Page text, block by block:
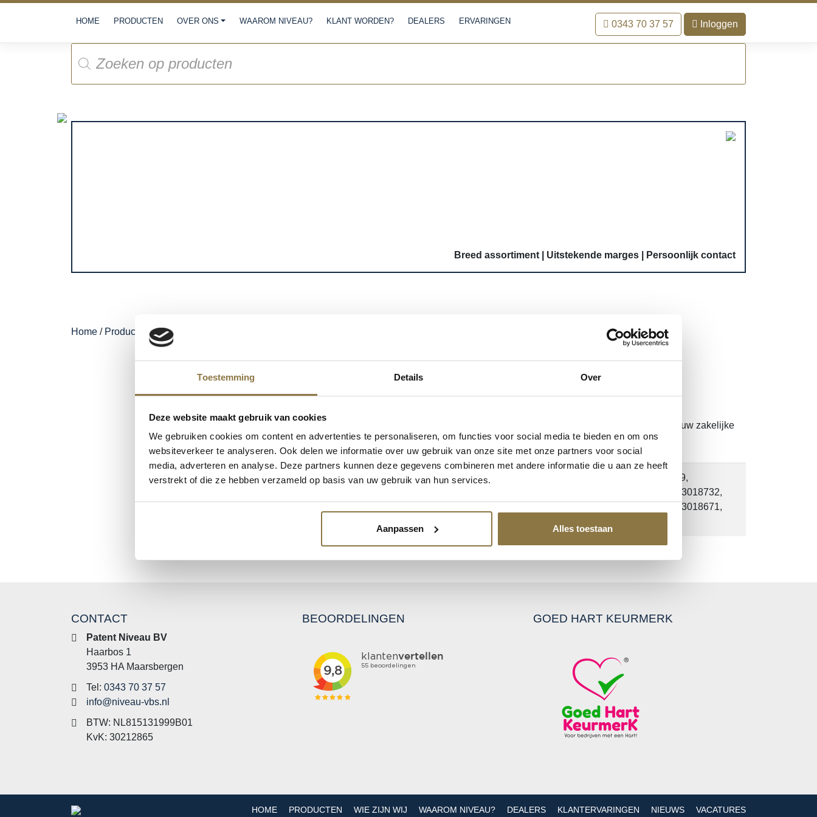
Toestemming Details Over
Deze website maakt gebruik van cookies
We gebruiken cookies om content en advertenties te personaliseren, om functies voor social media te bieden en om ons
websiteverkeer te analyseren. Ook delen we informatie over uw gebruik van onze site met onze partners voor social
media, adverteren en analyse. Deze partners kunnen deze gegevens combineren met andere informatie die u aan ze heeft
verstrekt of die ze hebben verzameld op basis van uw gebruik van hun services.
Aanpassen Alles toestaan
HOME PRODUCTEN OVER ONS WAAROM NIVEAU? KLANT WORDEN? DEALERS ERVARINGEN 0343 70 37 57 Inloggen
Producten
zoeken
Breed assortiment Uitstekende marges Persoonlijk contact
Home / Producten /NIVEAU Verf & Non-paint
RUST-OLEUM COLORANT
MENGPASTA'S
om uw zakelijke
account aan te vragen.
EAN
NI18000, 8715743018701, 8715743018602, 8715743018664, 8715743018619,
8715743018596, 8715743018725, 8715743018695, 8715743018695, 8715743018732,
8715743018633, 8715743018718, 8715743018640, 8715743018671, 8715743018671,
CONTACT
Patent Niveau BV
Haarbos 1
3953 HA Maarsbergen
Tel: 0343 70 37 57
info@niveau-vbs.nl
BTW: NL815131999B01
KvK: 30212865
BEOORDELINGEN GOED HART KEURMERK
HOME PRODUCTEN WIE ZIJN WIJ WAAROM NIVEAU? DEALERS KLANTERVARINGEN NIEUWS VACATURES